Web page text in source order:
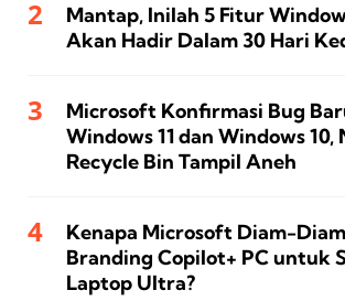
Mantap, Inilah 5 Fitur
Akan Hadir Dalam 30 Hari
Microsoft Konfirmasi Bug
Windows 11 dan Windows 10,
Recycle Bin Tampil Aneh
Kenapa Microsoft Diam-
Branding Copilot+ PC untuk
Laptop Ultra?